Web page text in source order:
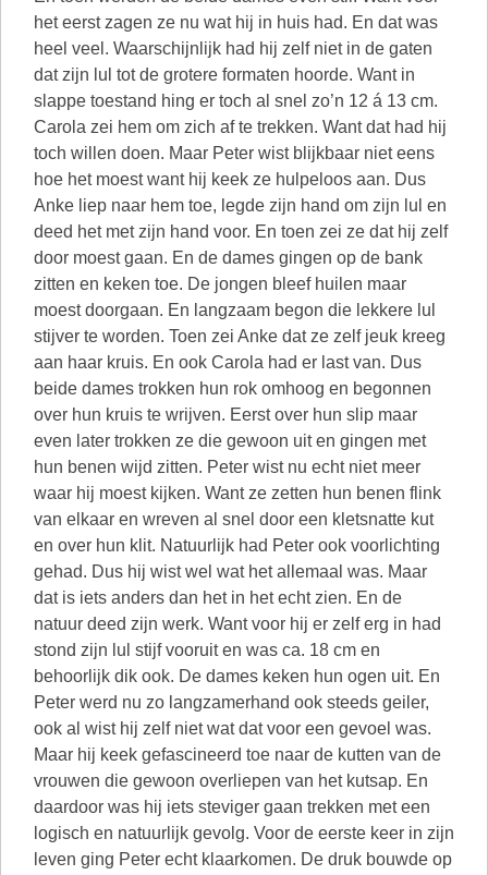
het eerst zagen ze nu wat hij in huis had. En dat was
heel veel. Waarschijnlijk had hij zelf niet in de gaten
dat zijn lul tot de grotere formaten hoorde. Want in
slappe toestand hing er toch al snel zo’n 12 á 13 cm.
Carola zei hem om zich af te trekken. Want dat had hij
toch willen doen. Maar Peter wist blijkbaar niet eens
hoe het moest want hij keek ze hulpeloos aan. Dus
Anke liep naar hem toe, legde zijn hand om zijn lul en
deed het met zijn hand voor. En toen zei ze dat hij zelf
door moest gaan. En de dames gingen op de bank
zitten en keken toe. De jongen bleef huilen maar
moest doorgaan. En langzaam begon die lekkere lul
stijver te worden. Toen zei Anke dat ze zelf jeuk kreeg
aan haar kruis. En ook Carola had er last van. Dus
beide dames trokken hun rok omhoog en begonnen
over hun kruis te wrijven. Eerst over hun slip maar
even later trokken ze die gewoon uit en gingen met
hun benen wijd zitten. Peter wist nu echt niet meer
waar hij moest kijken. Want ze zetten hun benen flink
van elkaar en wreven al snel door een kletsnatte kut
en over hun klit. Natuurlijk had Peter ook voorlichting
gehad. Dus hij wist wel wat het allemaal was. Maar
dat is iets anders dan het in het echt zien. En de
natuur deed zijn werk. Want voor hij er zelf erg in had
stond zijn lul stijf vooruit en was ca. 18 cm en
behoorlijk dik ook. De dames keken hun ogen uit. En
Peter werd nu zo langzamerhand ook steeds geiler,
ook al wist hij zelf niet wat dat voor een gevoel was.
Maar hij keek gefascineerd toe naar de kutten van de
vrouwen die gewoon overliepen van het kutsap. En
daardoor was hij iets steviger gaan trekken met een
logisch en natuurlijk gevolg. Voor de eerste keer in zijn
leven ging Peter echt klaarkomen. De druk bouwde op